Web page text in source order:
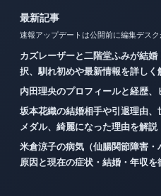
最新記事
速報アップデートは公開前に編集デスク
カズレーザーと二階堂ふみが結
択、馴れ初めや最新情報を詳しく
内田理央のプロフィールと経歴
坂本花織の結婚相手や引退理由
メダル、綺麗になった理由を解説
米倉涼子の病気（仙腸関節障害
原因と現在の症状・結婚・年収を